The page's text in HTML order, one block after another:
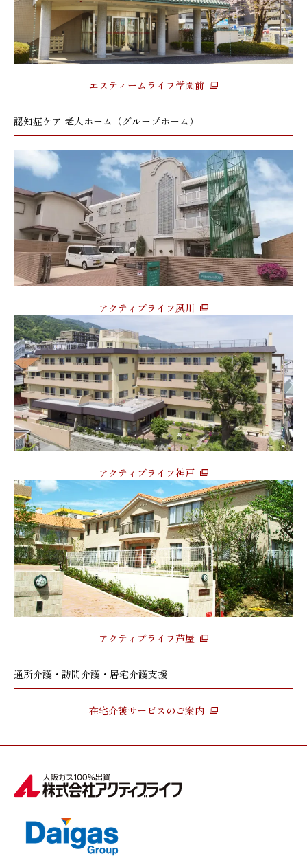
エスティームライフ学園前
認知症ケア 老人ホーム（グループホーム）
アクティブライフ夙川
アクティブライフ神戸
アクティブライフ芦屋
通所介護・訪問介護・居宅介護支援
在宅介護サービスのご案内